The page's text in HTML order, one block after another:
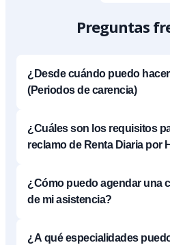
Preguntas
¿Desde cuándo puedo
(Periodos de carencia)
¿Cuáles son los requisitos
reclamo de Renta Diaria por
¿Cómo puedo agendar una
de mi asistencia?
¿A qué especialidades